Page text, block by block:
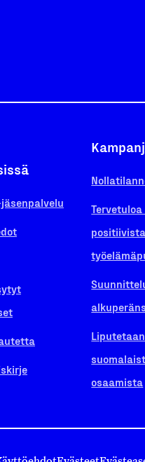
positiivista
Liputetaan
osaamista